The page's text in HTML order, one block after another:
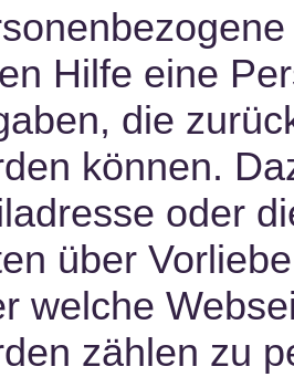
Hilfe eine
die
können.
oder
über
welche
zählen zu